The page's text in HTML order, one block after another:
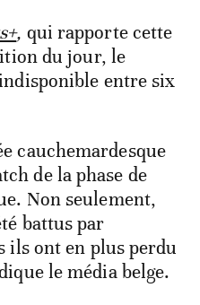
, qui rapporte cette
du jour, le
entre six
cauchemardesque
de la phase de
Non seulement,
battus par
ils ont en plus perdu
le média belge.